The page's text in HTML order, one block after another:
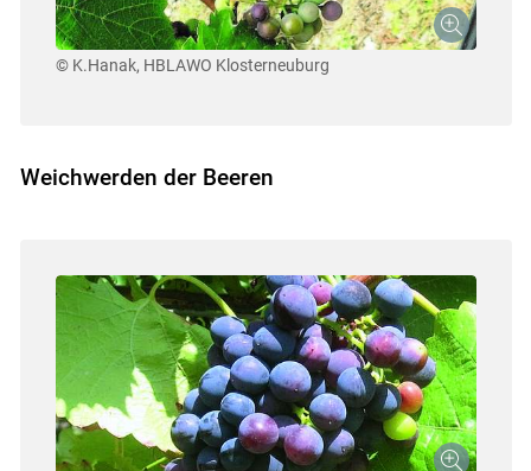
© K.Hanak, HBLAWO Klosterneuburg
Weichwerden der Beeren